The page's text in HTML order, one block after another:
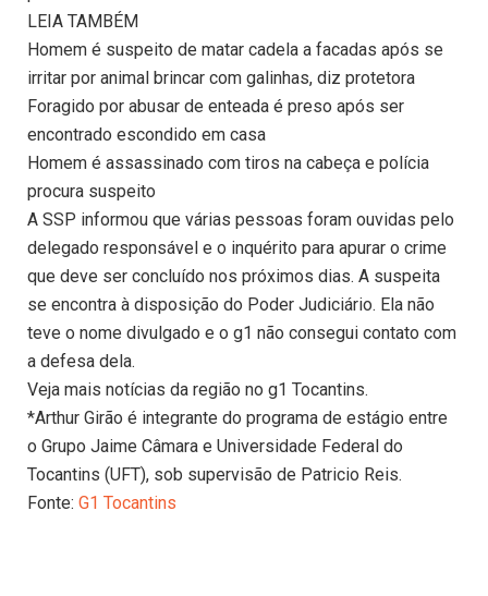
LEIA TAMBÉM
Homem é suspeito de matar cadela a facadas após se
irritar por animal brincar com galinhas, diz protetora
Foragido por abusar de enteada é preso após ser
encontrado escondido em casa
Homem é assassinado com tiros na cabeça e polícia
procura suspeito
A SSP informou que várias pessoas foram ouvidas pelo
delegado responsável e o inquérito para apurar o crime
que deve ser concluído nos próximos dias. A suspeita
se encontra à disposição do Poder Judiciário. Ela não
teve o nome divulgado e o g1 não consegui contato com
a defesa dela.
Veja mais notícias da região no g1 Tocantins.
*Arthur Girão é integrante do programa de estágio entre
o Grupo Jaime Câmara e Universidade Federal do
Tocantins (UFT), sob supervisão de Patricio Reis.
Fonte: G1 Tocantins